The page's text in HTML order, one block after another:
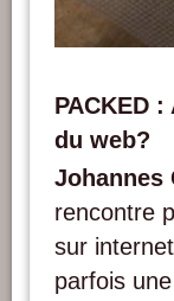
PACKED
du web?
Johannes
rencontre
sur
parfois